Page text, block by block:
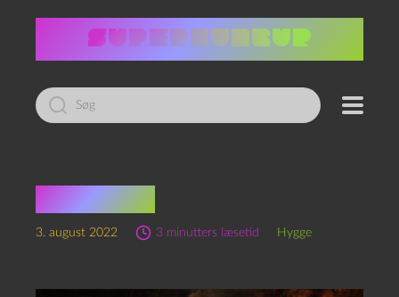
Led
efter:
Real play
3. august 2022 3 minutters læsetid Hygge